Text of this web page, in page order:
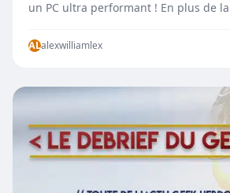
un PC ultra performant ! En plus de
ALalexwilliamlex